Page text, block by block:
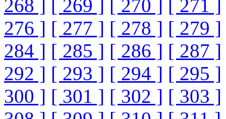
268 ] [ 269 ] [ 270 ] [ 271 ]
276 ] [ 277 ] [ 278 ] [ 279 ]
284 ] [ 285 ] [ 286 ] [ 287 ]
292 ] [ 293 ] [ 294 ] [ 295 ]
300 ] [ 301 ] [ 302 ] [ 303 ]